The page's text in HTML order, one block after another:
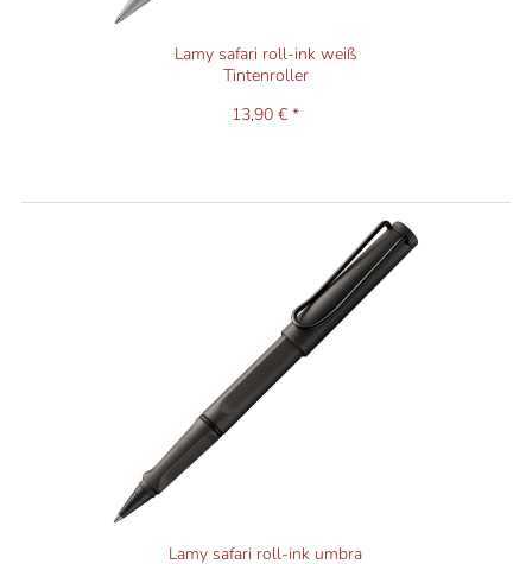
Lamy safari roll-ink weiß
Tintenroller
13,90 € *
Lamy safari roll-ink umbra